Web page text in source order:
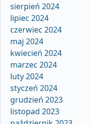
sierpień 2024
lipiec 2024
czerwiec 2024
maj 2024
kwiecień 2024
marzec 2024
luty 2024
styczeń 2024
grudzień 2023
listopad 2023